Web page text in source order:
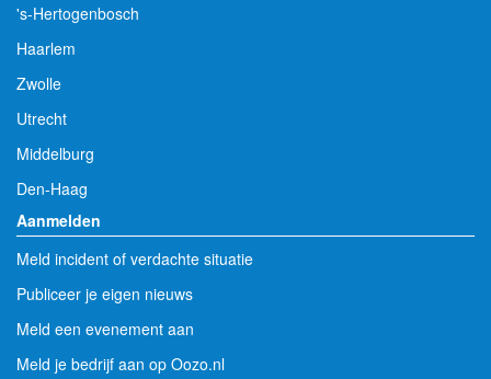
's-Hertogenbosch
Haarlem
Zwolle
Utrecht
Middelburg
Den-Haag
Aanmelden
Meld incident of verdachte situatie
Publiceer je eigen nieuws
Meld een evenement aan
Meld je bedrijf aan op Oozo.nl